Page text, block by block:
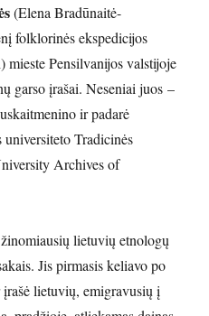
(Elena Bradūnaitė-
folklorinės ekspedicijos
mieste Pensilvanijos valstijoje
garso įrašai. Neseniai juos –
ir padarė
Tradicinės
Archives of
lietuvių etnologų
Jis pirmasis keliavo po
lietuvių, emigravusių į